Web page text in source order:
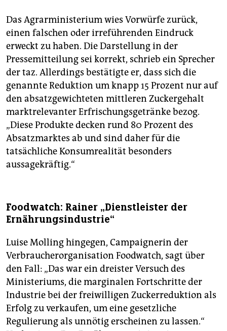
Das Agrarministerium wies Vorwürfe zurück,
einen falschen oder irreführenden Eindruck
erweckt zu haben. Die Darstellung in der
Pressemitteilung sei korrekt, schrieb ein Sprecher
der taz. Allerdings bestätigte er, dass sich die
genannte Reduktion um knapp 15 Prozent nur auf
den absatzgewichteten mittleren Zuckergehalt
marktrelevanter Erfrischungsgetränke bezog.
„Diese Produkte decken rund 80 Prozent des
Absatzmarktes ab und sind daher für die
tatsächliche Konsumrealität besonders
aussagekräftig.“
Foodwatch: Rainer „Dienstleister der
Ernährungsindustrie“
Luise Molling hingegen, Campaignerin der
Verbraucherorganisation Foodwatch, sagt über
den Fall: „Das war ein dreister Versuch des
Ministeriums, die marginalen Fortschritte der
Industrie bei der freiwilligen Zuckerreduktion als
Erfolg zu verkaufen, um eine gesetzliche
Regulierung als unnötig erscheinen zu lassen.“